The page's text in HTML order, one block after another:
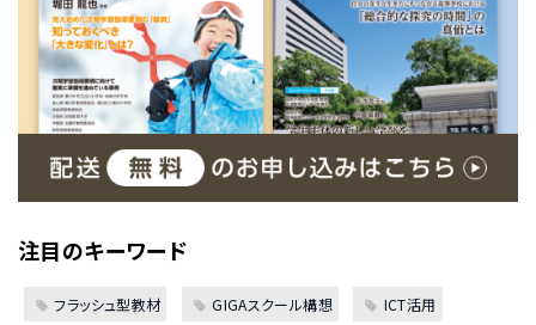
注目のキーワード
フラッシュ型教材 GIGAスクール構想 ICT活用